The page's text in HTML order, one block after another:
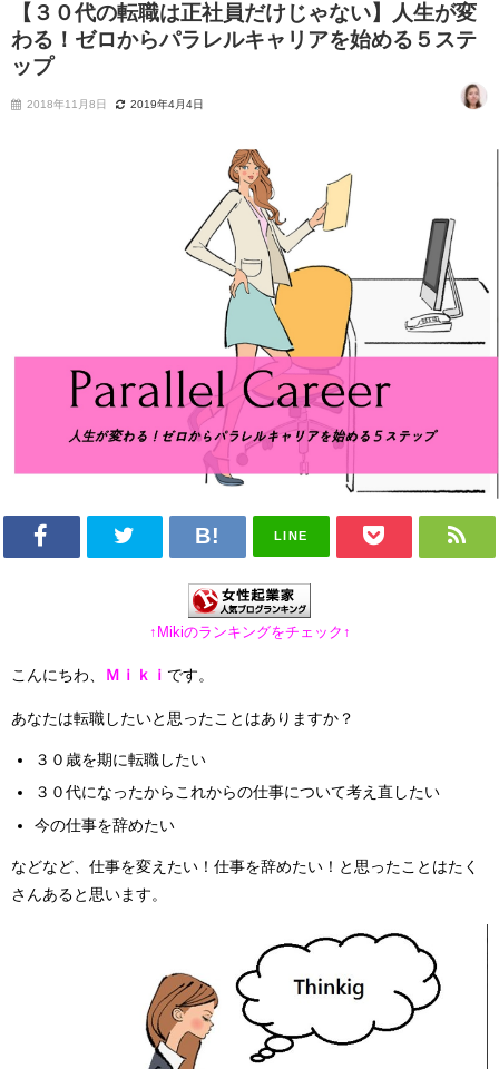
【３０代の転職は正社員だけじゃない】人生が変
わる！ゼロからパラレルキャリアを始める５ステ
ップ
2018年11月8日 2019年4月4日
LINE
↑Mikiのランキングをチェック↑
こんにちわ、 Ｍｉｋｉ です。
あなたは転職したいと思ったことはありますか？
３０歳を期に転職したい
３０代になったからこれからの仕事について考え直したい
今の仕事を辞めたい
などなど、仕事を変えたい！仕事を辞めたい！と思ったことはたく
さんあると思います。